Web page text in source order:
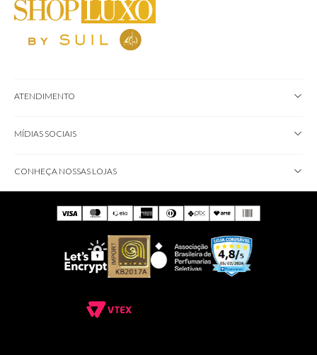
ATENDIMENTO
MÍDIAS SOCIAIS
CONHEÇA NOSSAS LOJAS